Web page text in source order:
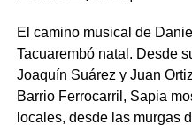
Desarrollo local y
Por su parte, el intendente
El camino musical de
Tacuarembó natal. Desde
Joaquín Suárez y Juan
Barrio Ferrocarril, Sapia
locales, desde las murgas